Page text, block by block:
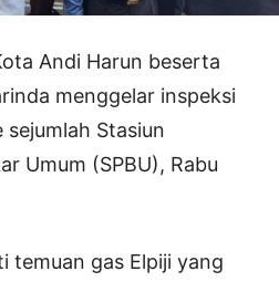
Andi Harun beserta
menggelar inspeksi
Stasiun
Umum (SPBU), Rabu
temuan gas Elpiji yang